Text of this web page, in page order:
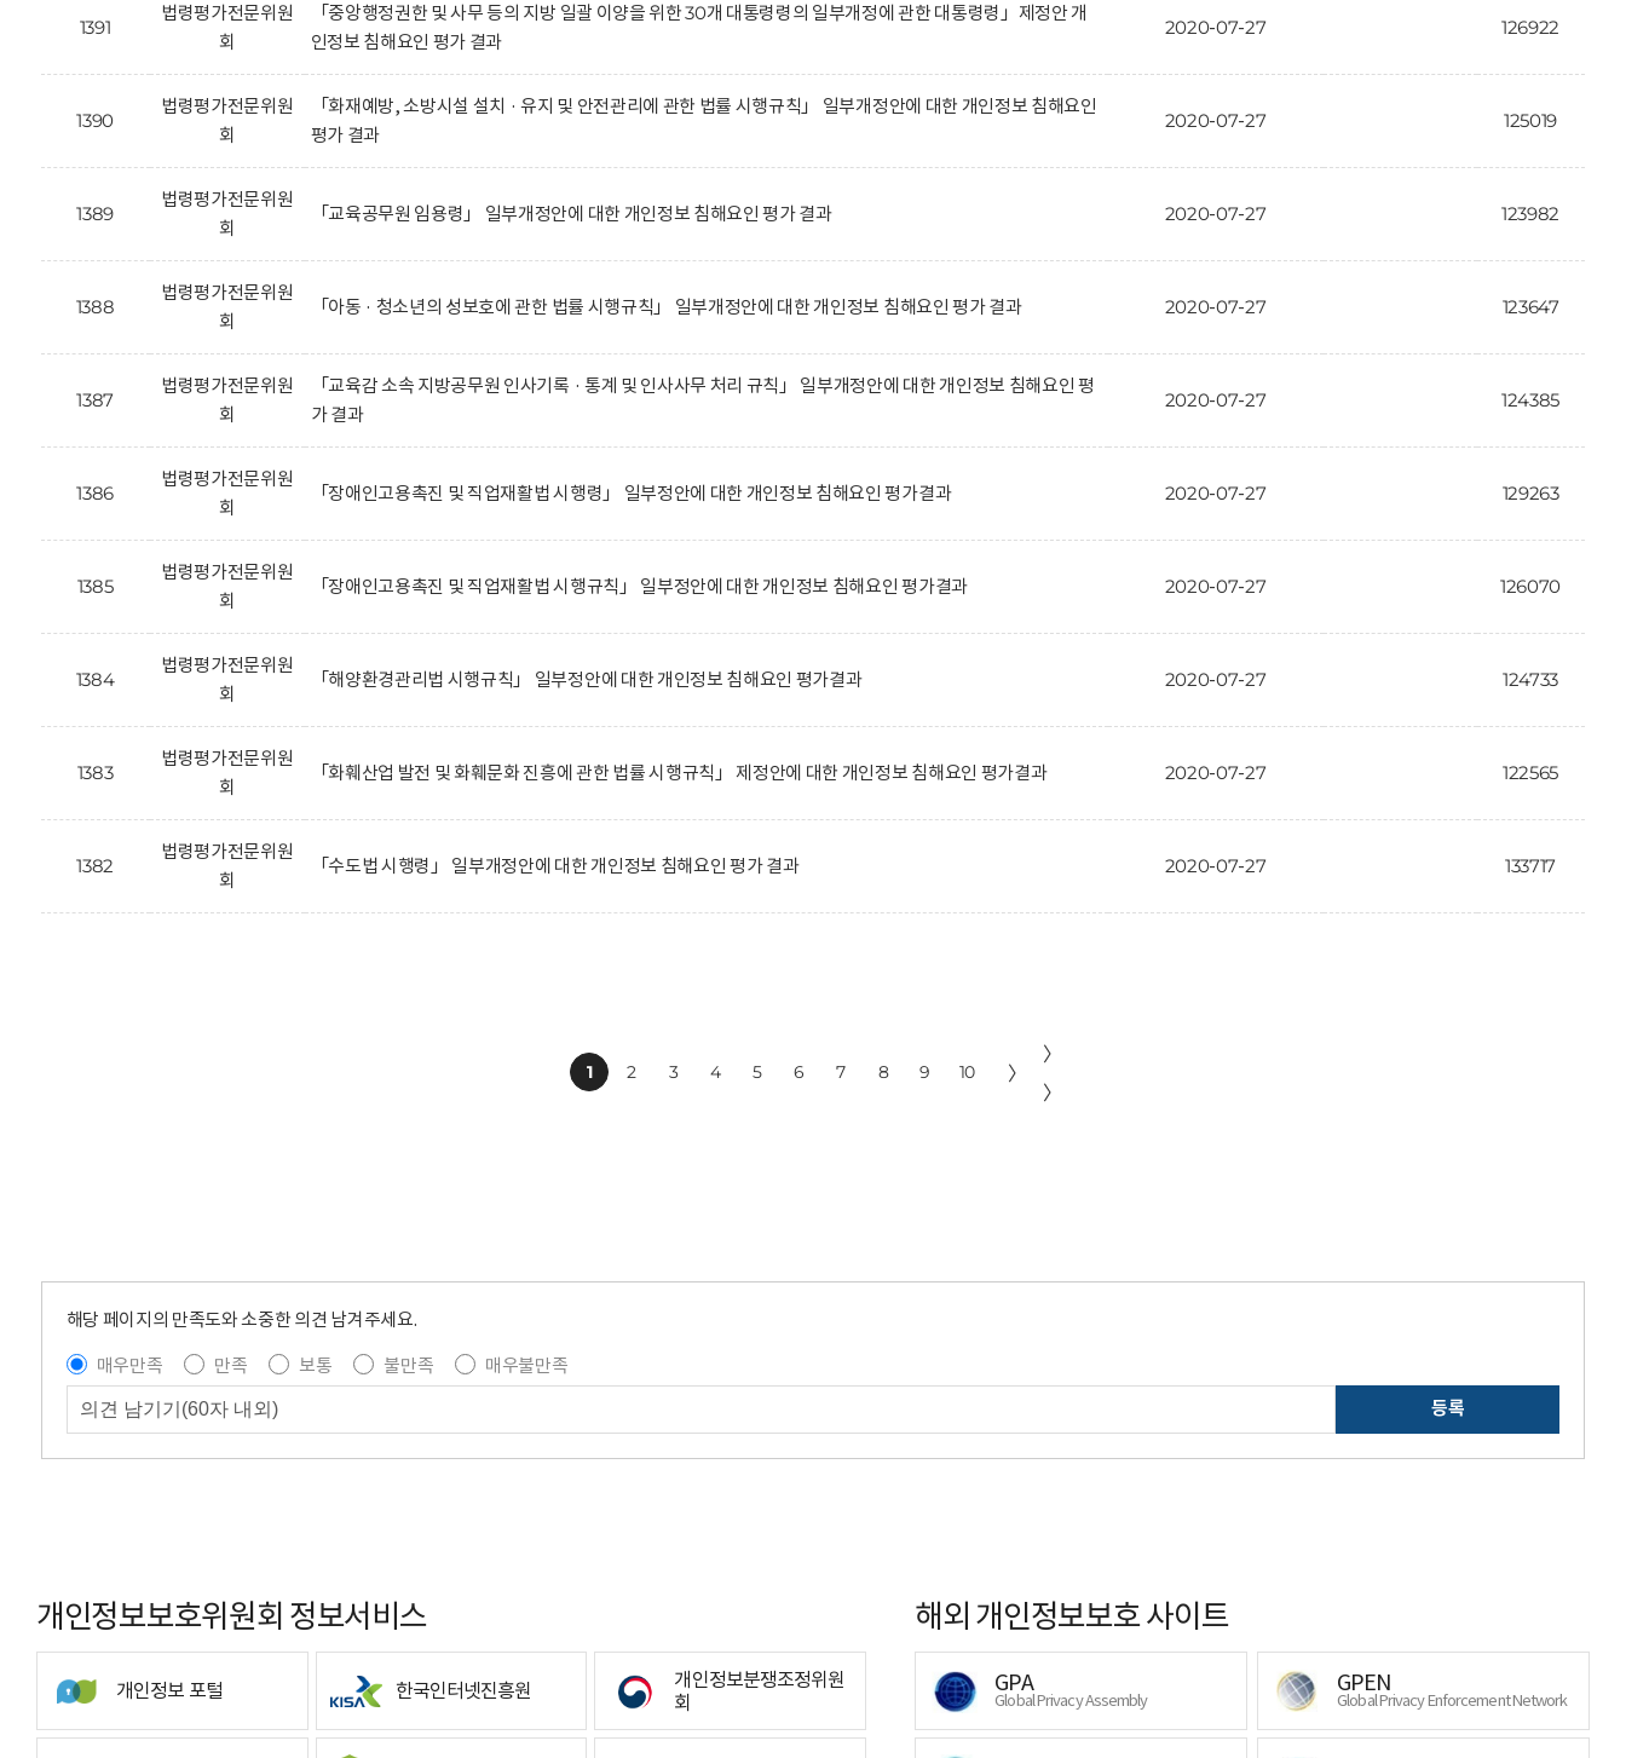
1391
법령평가전문위원
회
「중앙행정권한 및 사무 등의 지방 일괄 이양을 위한 30개 대통령령의 일부개정에 관한 대통령령」제정안 개
인정보 침해요인 평가 결과
2020-07-27 126922
1390
법령평가전문위원
회
「화재예방, 소방시설 설치 · 유지 및 안전관리에 관한 법률 시행규칙」 일부개정안에 대한 개인정보 침해요인
평가 결과
2020-07-27 125019
1389
법령평가전문위원
회
「교육공무원 임용령」 일부개정안에 대한 개인정보 침해요인 평가 결과 2020-07-27 123982
1388
법령평가전문위원
회
「아동 · 청소년의 성보호에 관한 법률 시행규칙」 일부개정안에 대한 개인정보 침해요인 평가 결과 2020-07-27 123647
1387
법령평가전문위원
회
「교육감 소속 지방공무원 인사기록 · 통계 및 인사사무 처리 규칙」 일부개정안에 대한 개인정보 침해요인 평
가 결과
2020-07-27 124385
1386
법령평가전문위원
회
「장애인고용촉진 및 직업재활법 시행령」 일부정안에 대한 개인정보 침해요인 평가결과 2020-07-27 129263
1385
법령평가전문위원
회
「장애인고용촉진 및 직업재활법 시행규칙」 일부정안에 대한 개인정보 침해요인 평가결과 2020-07-27 126070
1384
법령평가전문위원
회
「해양환경관리법 시행규칙」 일부정안에 대한 개인정보 침해요인 평가결과 2020-07-27 124733
1383
법령평가전문위원
회
「화훼산업 발전 및 화훼문화 진흥에 관한 법률 시행규칙」 제정안에 대한 개인정보 침해요인 평가결과 2020-07-27 122565
1382
법령평가전문위원
회
「수도법 시행령」 일부개정안에 대한 개인정보 침해요인 평가 결과 2020-07-27 133717
1 2 3 4 5 6 7 8 9 10 〉
〉
〉
해당 페이지의 만족도와 소중한 의견 남겨주세요.
매우만족
만족 보통 불만족
매우불만족
등록
개인정보보호위원회 정보서비스
개인정보 포털 한국인터넷진흥원
개인정보분쟁조정위원
회
해외 개인정보보호 사이트
GPA
Global Privacy Assembly
GPEN
Global Privacy Enforcement Network